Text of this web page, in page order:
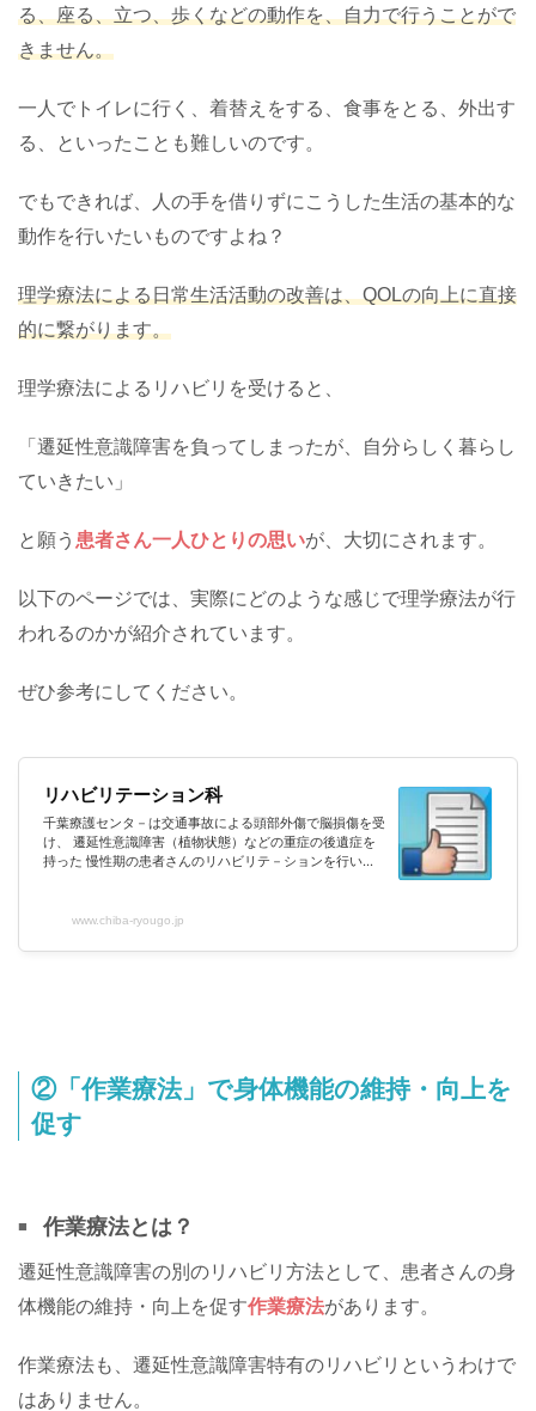
る、座る、立つ、歩くなどの動作を、自力で行うことがで
きません。
一人でトイレに行く、着替えをする、食事をとる、外出す
る、といったことも難しいのです。
でもできれば、人の手を借りずにこうした生活の基本的な
動作を行いたいものですよね？
理学療法による日常生活活動の改善は、QOLの向上に直接
的に繋がります。
理学療法によるリハビリを受けると、
「遷延性意識障害を負ってしまったが、自分らしく暮らし
ていきたい」
と願う 患者さん一人ひとりの思いが、大切にされます。
以下のページでは、実際にどのような感じで理学療法が行
われるのかが紹介されています。
ぜひ参考にしてください。
リハビリテーション科
千葉療護センタ－は交通事故による頭部外傷で脳損傷を受
け、 遷延性意識障害（植物状態）などの重症の後遺症を
持った 慢性期の患者さんのリハビリテ－ションを行い、
www.chiba-ryougo.jp
②「作業療法」で身体機能の維持・向上を
促す
作業療法とは？
遷延性意識障害の別のリハビリ方法として、患者さんの身
体機能の維持・向上を促す作業療法があります。
作業療法も、遷延性意識障害特有のリハビリというわけで
はありません。